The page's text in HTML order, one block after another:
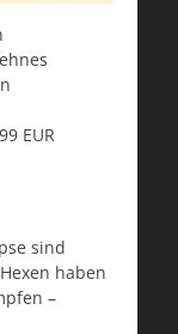
EUR
sind
haben
–